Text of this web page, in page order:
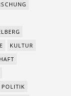
KULTUR
POLITIK